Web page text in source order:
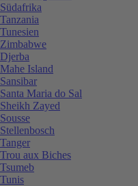
Südafrika
Tanzania
Tunesien
Zimbabwe
Djerba
Mahe Island
Sansibar
Santa Maria do Sal
Sheikh Zayed
Sousse
Stellenbosch
Tanger
Trou aux Biches
Tsumeb
Tunis